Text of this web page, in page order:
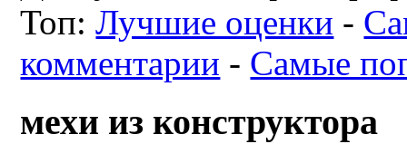
Топ:Лучшие оценки -
комментарии - Самые
мехи из конструктора